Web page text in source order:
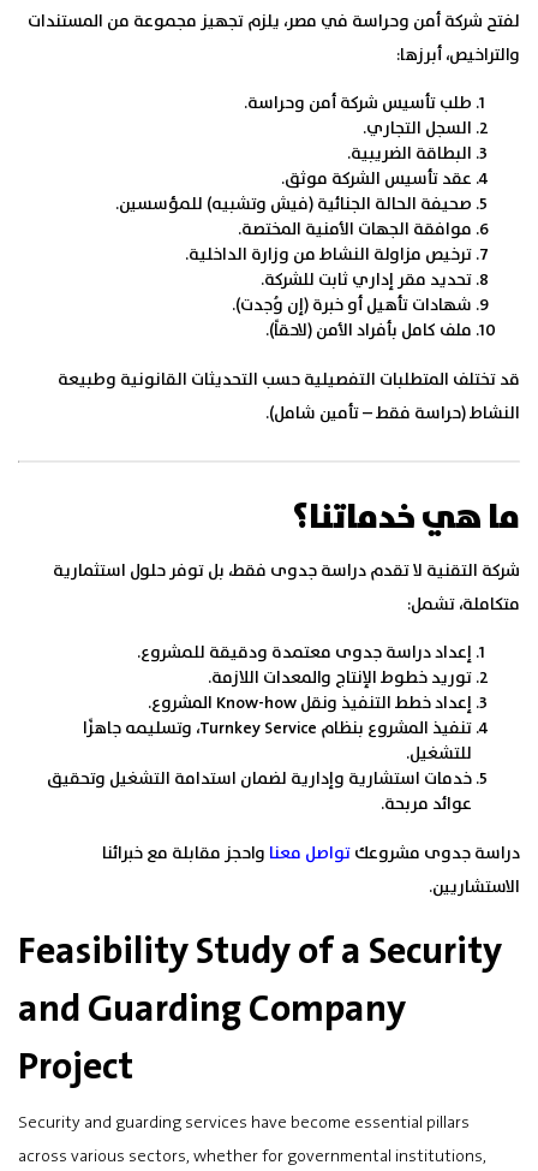
لفتح شركة أمن وحراسة في مصر، يلزم تجهيز مجموعة من المستندات
والتراخيص، أبرزها:
طلب تأسيس شركة أمن وحراسة.
السجل التجاري.
البطاقة الضريبية.
عقد تأسيس الشركة موثق.
صحيفة الحالة الجنائية (فيش وتشبيه) للمؤسسين.
موافقة الجهات الأمنية المختصة.
ترخيص مزاولة النشاط من وزارة الداخلية.
تحديد مقر إداري ثابت للشركة.
شهادات تأهيل أو خبرة (إن وُجدت).
ملف كامل بأفراد الأمن (لاحقاً).
قد تختلف المتطلبات التفصيلية حسب التحديثات القانونية وطبيعة
النشاط (حراسة فقط – تأمين شامل).
ما هي خدماتنا؟
شركة التقنية لا تقدم دراسة جدوى فقط، بل توفر حلول استثمارية
متكاملة، تشمل:
إعداد دراسة جدوى معتمدة ودقيقة للمشروع.
توريد خطوط الإنتاج والمعدات اللازمة.
إعداد خطط التنفيذ ونقل Know-how المشروع.
تنفيذ المشروع بنظام Turnkey Service، وتسليمه جاهزًا
للتشغيل.
خدمات استشارية وإدارية لضمان استدامة التشغيل وتحقيق
عوائد مربحة.
دراسة جدوى مشروعكتواصل معنا واحجز مقابلة مع خبرائنا
الاستشاريين.
Feasibility Study of a Security
and Guarding Company
Project
Security and guarding services have become essential pillars
across various sectors, whether for governmental institutions,